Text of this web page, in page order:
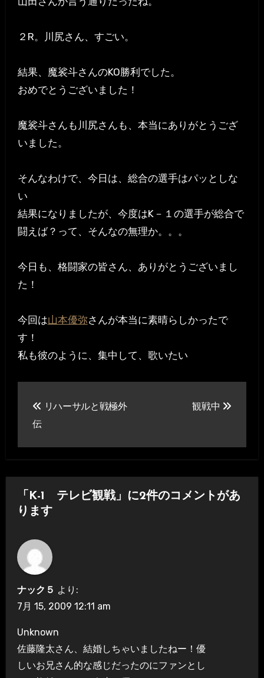
２R。川尻さん、すごい。
結果、魔裟斗さんのKO勝利でした。
おめでとうございました！
魔裟斗さんも川尻さんも、本当にありがとうござ
いました。
そんなわけで、今日は、総合の選手はパッとしな
い
結果になりましたが、今度はK－１の選手が総合で
闘えば？って、そんなの無理か。。。
今日も、格闘家の皆さん、ありがとうございまし
た！
今回は山本優弥さんが本当に素晴らしかったで
す！
私も彼のように、集中して、歌いたい
稿
ゲ
ー
シ
ョ
ン
リハーサルと戦極外
伝
観戦中
「K-1 テレビ観戦」に2件のコメントがあ
ります
ナック５ より:
7月 15, 2009 12:11 am
Unknown
佐藤隆太さん、結婚しちゃいましたねー！優
しいお兄さん的な感じだったのにファンとし